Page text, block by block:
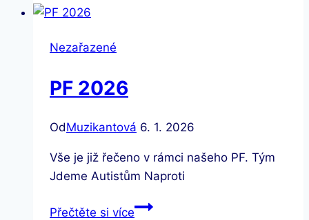
Nezařazené
PF 2026
OdMuzikantová 6. 1. 2026
Vše je již řečeno v rámci našeho PF. Tým
Jdeme Autistům Naproti
Přečtěte si vícePF